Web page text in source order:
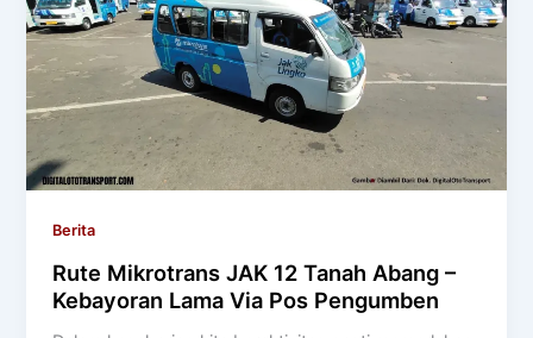
Berita
Rute Mikrotrans JAK 12 Tanah Abang –
Kebayoran Lama Via Pos Pengumben